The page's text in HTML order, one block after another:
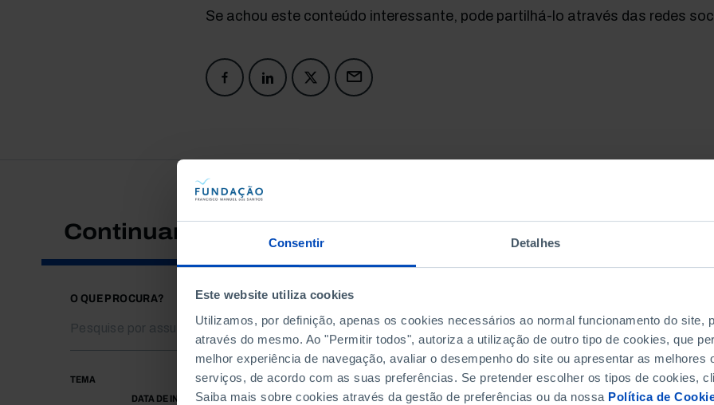
Consentir Detalhes
Este website utiliza cookies
Utilizamos, por definição, apenas os cookies necessários ao normal funcionamento do site,
através do mesmo. Ao "Permitir todos", autoriza a utilização de outro tipo de cookies, que
melhor experiência de navegação, avaliar o desempenho do site ou apresentar as melhores
serviços, de acordo com as suas preferências. Se pretender escolher os tipos de cookies,
Saiba mais sobre cookies através da gestão de preferências ou da nossa Política de
Se achou este conteúdo interessante, pode partilhá-lo através das redes
Continuar a pesquisar
O QUE PROCURA?
TEMA
DATA DE INÍCIO
DATA DE FIM